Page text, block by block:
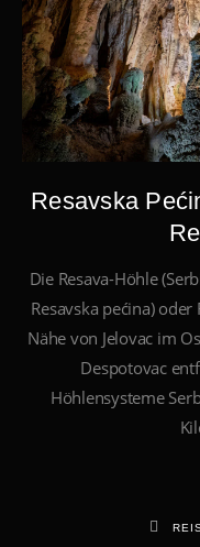
Resavska
Die Resava-Höhle
Resavska pećina)
Nähe von Jelovac im
Despotovac
Höhlensysteme